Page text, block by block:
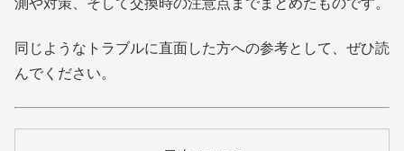
同じようなトラブルに直面した方への参考として、ぜひ読
んでください。